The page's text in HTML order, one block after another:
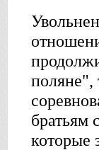
поляне",
братьям
которые